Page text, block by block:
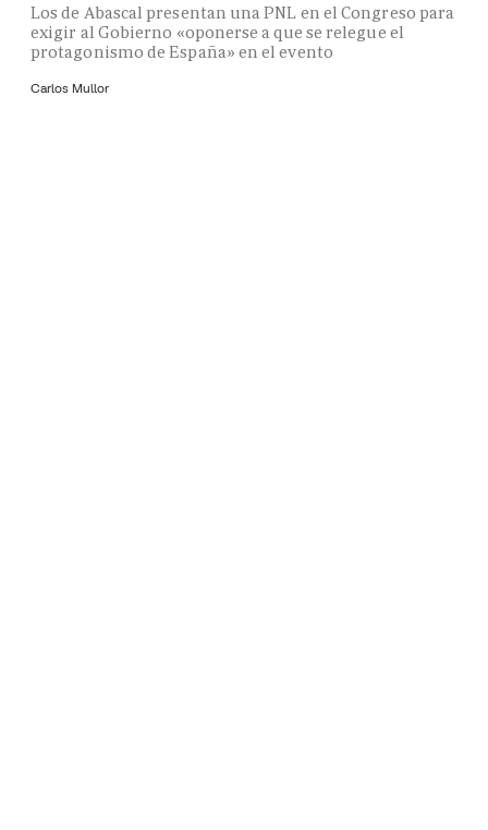
Los de Abascal presentan una PNL en el Congreso para
exigir al Gobierno «oponerse a que se relegue el
protagonismo de España» en el evento
Carlos Mullor